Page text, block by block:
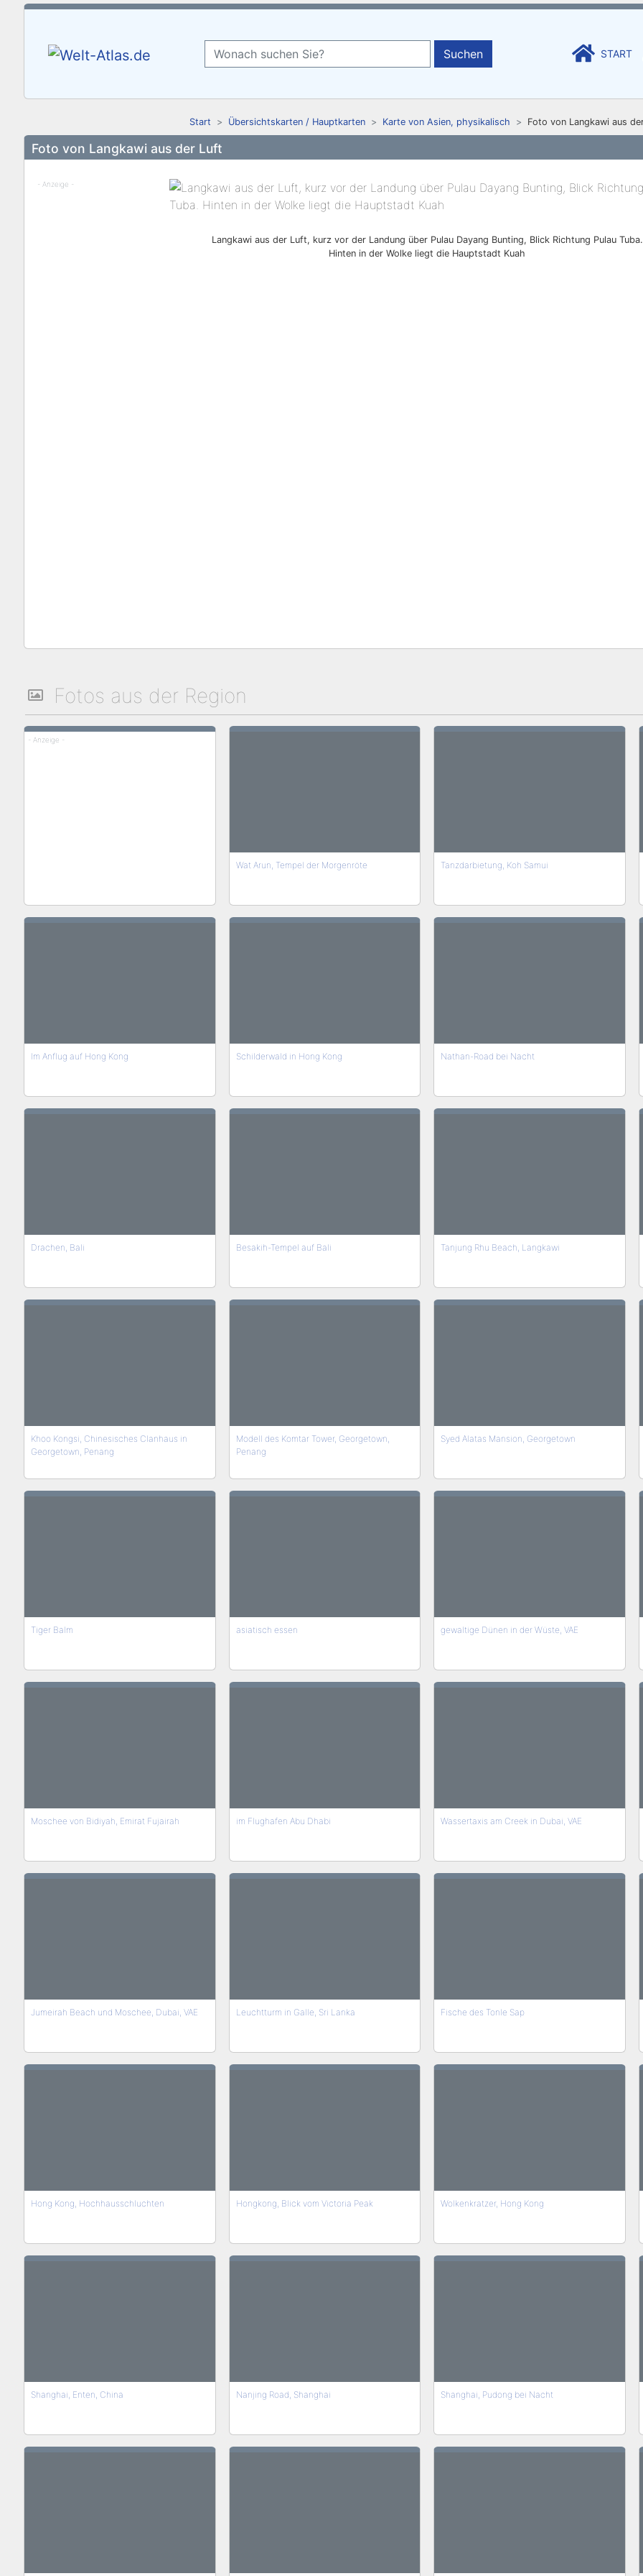
Suchen START
Start Übersichtskarten / Hauptkarten Karte von Asien, physikalisch Foto von Langkawi aus
Foto von Langkawi aus der Luft
- Anzeige -
Langkawi aus der Luft, kurz vor der Landung über Pulau Dayang Bunting, Blick Richtung Pulau Tuba.
Hinten in der Wolke liegt die Hauptstadt Kuah
Fotos aus der Region
- Anzeige -
Wat Arun, Tempel der Morgenröte Tanzdarbietung, Koh Samui
Im Anflug auf Hong Kong Schilderwald in Hong Kong Nathan-Road bei Nacht
Drachen, Bali Besakih-Tempel auf Bali Tanjung Rhu Beach, Langkawi
Khoo Kongsi, Chinesisches Clanhaus in
Georgetown, Penang
Modell des Komtar Tower, Georgetown,
Penang
Syed Alatas Mansion, Georgetown
Tiger Balm asiatisch essen gewaltige Dünen in der Wüste, VAE
Moschee von Bidiyah, Emirat Fujairah im Flughafen Abu Dhabi Wassertaxis am Creek in Dubai, VAE
Jumeirah Beach und Moschee, Dubai, VAE Leuchtturm in Galle, Sri Lanka Fische des Tonle Sap
Hong Kong, Hochhausschluchten Hongkong, Blick vom Victoria Peak Wolkenkratzer, Hong Kong
Shanghai, Enten, China Nanjing Road, Shanghai Shanghai, Pudong bei Nacht